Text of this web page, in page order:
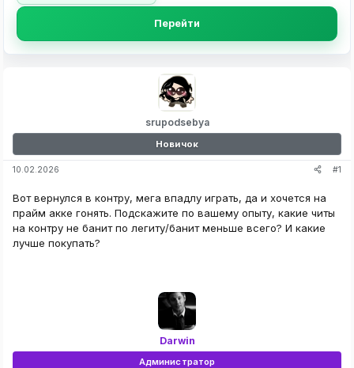
Перейти
srupodsebya
Новичок
10.02.2026 #1
Вот вернулся в контру, мега впадлу играть, да и хочется на
прайм акке гонять. Подскажите по вашему опыту, какие читы
на контру не банит по легиту/банит меньше всего? И какие
лучше покупать?
Darwin
Администратор